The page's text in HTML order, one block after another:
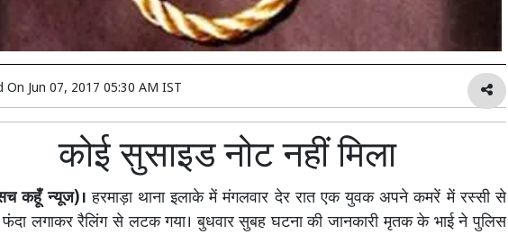
On Jun 07, 2017 05:30 AM IST
कोई सुसाइड नोट नहीं मिला
कहूँ न्यूज)। हरमाड़ा थाना इलाके में मंगलवार देर रात एक युवक अपने कमरें में रस्सी से
फंदा लगाकर रैलिंग से लटक गया। बुधवार सुबह घटना की जानकारी मृतक के भाई ने पुलिस